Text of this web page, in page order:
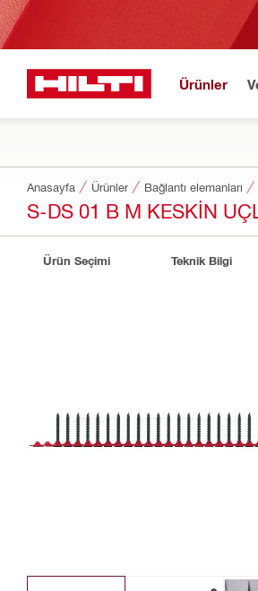
Ürünler
Anasayfa Ürünler Bağlantı elemanları
S-DS 01 B M KESKIN
Ürün Seçimi Teknik Bilgi